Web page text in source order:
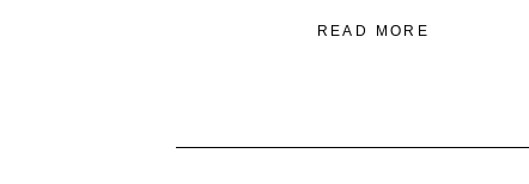
READ MORE